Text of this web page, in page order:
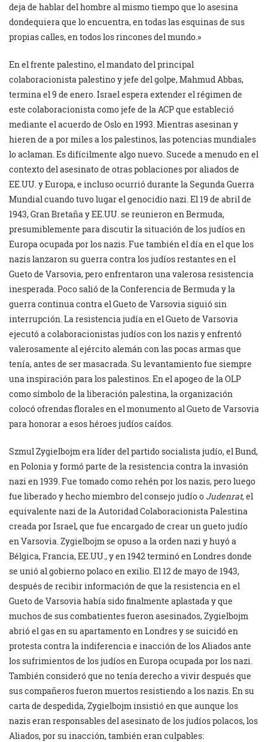
deja de hablar del hombre al mismo tiempo que lo asesina
dondequiera que lo encuentra, en todas las esquinas de sus
propias calles, en todos los rincones del mundo.»
En el frente palestino, el mandato del principal
colaboracionista palestino y jefe del golpe, Mahmud Abbas,
termina el 9 de enero. Israel espera extender el régimen de
este colaboracionista como jefe de la ACP que estableció
mediante el acuerdo de Oslo en 1993. Mientras asesinan y
hieren de a por miles a los palestinos, las potencias mundiales
lo aclaman. Es difícilmente algo nuevo. Sucede a menudo en el
contexto del asesinato de otras poblaciones por aliados de
EE.UU. y Europa, e incluso ocurrió durante la Segunda Guerra
Mundial cuando tuvo lugar el genocidio nazi. El 19 de abril de
1943, Gran Bretaña y EE.UU. se reunieron en Bermuda,
presumiblemente para discutir la situación de los judíos en
Europa ocupada por los nazis. Fue también el día en el que los
nazis lanzaron su guerra contra los judíos restantes en el
Gueto de Varsovia, pero enfrentaron una valerosa resistencia
inesperada. Poco salió de la Conferencia de Bermuda y la
guerra continua contra el Gueto de Varsovia siguió sin
interrupción. La resistencia judía en el Gueto de Varsovia
ejecutó a colaboracionistas judíos con los nazis y enfrentó
valerosamente al ejército alemán con las pocas armas que
tenía, antes de ser masacrada. Su levantamiento fue siempre
una inspiración para los palestinos. En el apogeo de la OLP
como símbolo de la liberación palestina, la organización
colocó ofrendas florales en el monumento al Gueto de Varsovia
para honorar a esos héroes judíos caídos.
Szmul Zygielbojm era líder del partido socialista judío, el Bund,
en Polonia y formó parte de la resistencia contra la invasión
nazi en 1939. Fue tomado como rehén por los nazis, pero luego
fue liberado y hecho miembro del consejo judío o Judenrat, el
equivalente nazi de la Autoridad Colaboracionista Palestina
creada por Israel, que fue encargado de crear un gueto judío
en Varsovia. Zygielbojm se opuso a la orden nazi y huyó a
Bélgica, Francia, EE.UU., y en 1942 terminó en Londres donde
se unió al gobierno polaco en exilio. El 12 de mayo de 1943,
después de recibir información de que la resistencia en el
Gueto de Varsovia había sido finalmente aplastada y que
muchos de sus combatientes fueron asesinados, Zygielbojm
abrió el gas en su apartamento en Londres y se suicidó en
protesta contra la indiferencia e inacción de los Aliados ante
los sufrimientos de los judíos en Europa ocupada por los nazi.
También consideró que no tenía derecho a vivir después que
sus compañeros fueron muertos resistiendo a los nazis. En su
carta de despedida, Zygielbojm insistió en que aunque los
nazis eran responsables del asesinato de los judíos polacos, los
Aliados, por su inacción, también eran culpables: